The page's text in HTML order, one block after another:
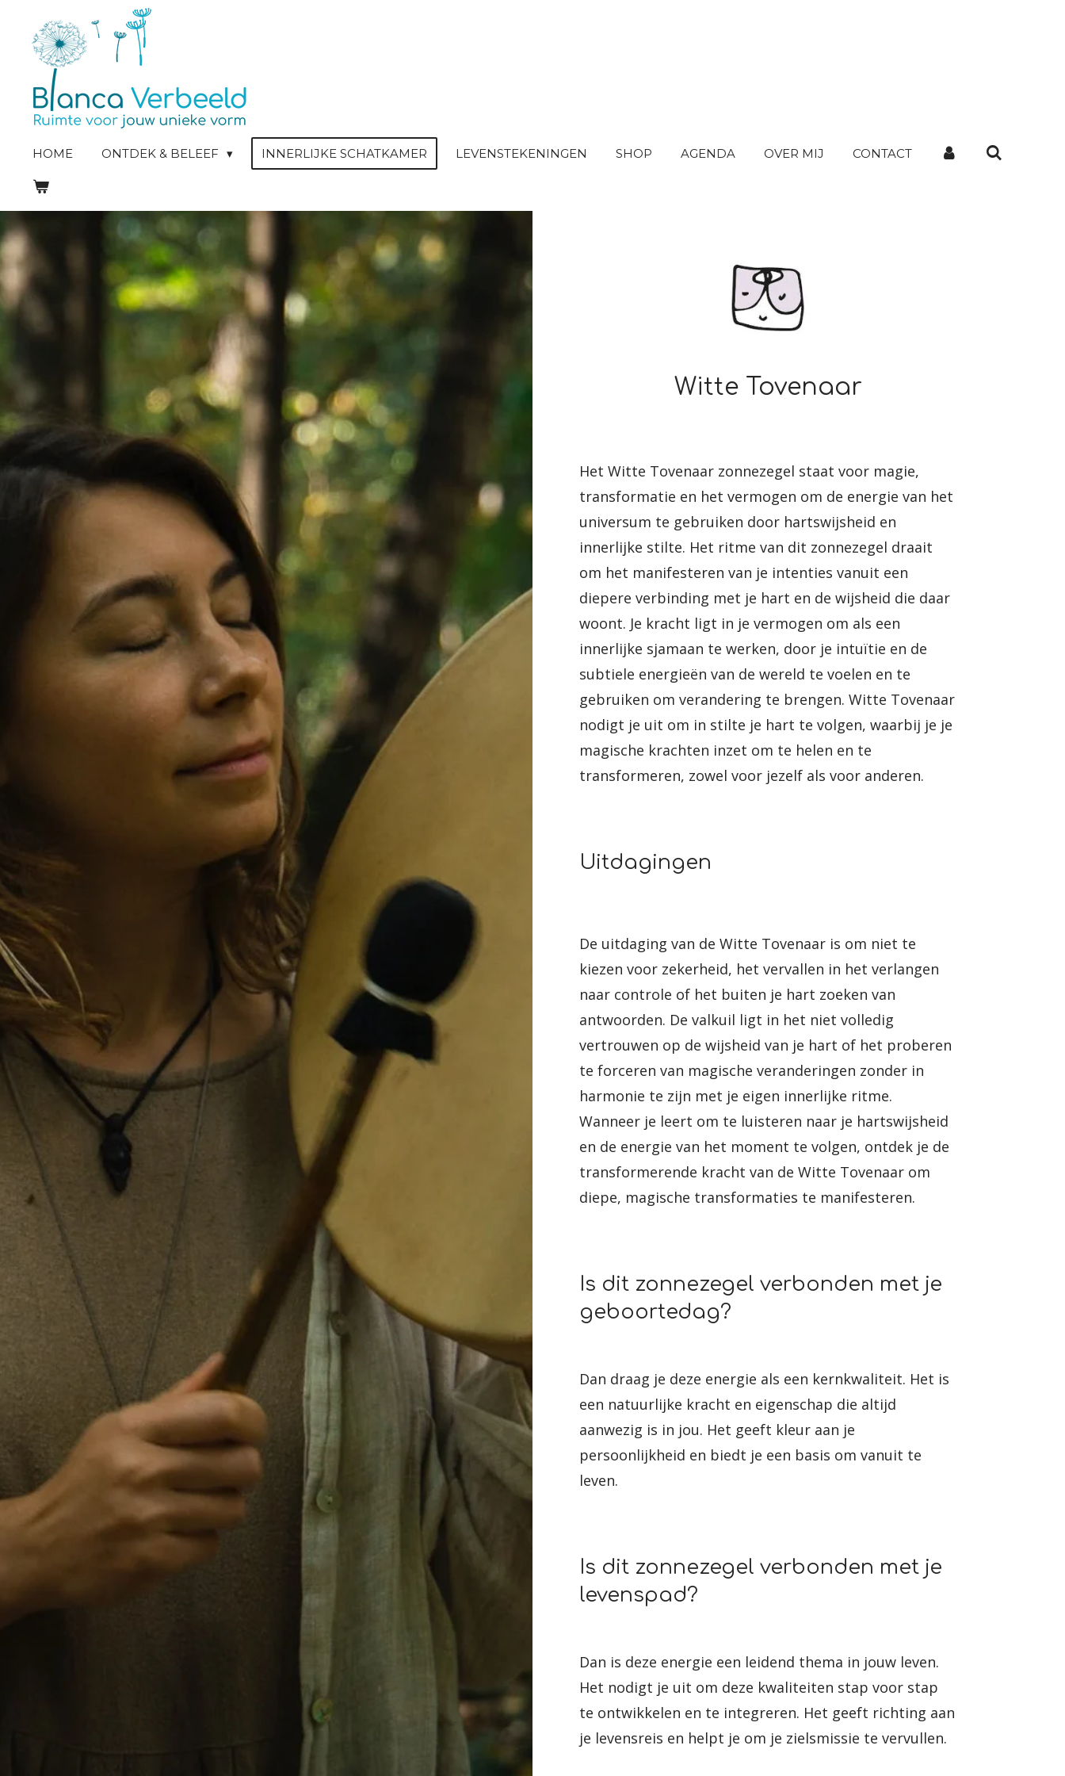
direct
hoofdinhoud
HOME ONTDEK & BELEEF INNERLIJKE SCHATKAMER LEVENSTEKENINGEN SHOP AGENDA OVER MIJ CONTACT
Witte Tovenaar
Het Witte Tovenaar zonnezegel staat voor magie,
transformatie en het vermogen om de energie van het
universum te gebruiken door hartswijsheid en
innerlijke stilte. Het ritme van dit zonnezegel draait
om het manifesteren van je intenties vanuit een
diepere verbinding met je hart en de wijsheid die daar
woont. Je kracht ligt in je vermogen om als een
innerlijke sjamaan te werken, door je intuïtie en de
subtiele energieën van de wereld te voelen en te
gebruiken om verandering te brengen. Witte Tovenaar
nodigt je uit om in stilte je hart te volgen, waarbij je je
magische krachten inzet om te helen en te
transformeren, zowel voor jezelf als voor anderen.
Uitdagingen
De uitdaging van de Witte Tovenaar is om niet te
kiezen voor zekerheid, het vervallen in het verlangen
naar controle of het buiten je hart zoeken van
antwoorden. De valkuil ligt in het niet volledig
vertrouwen op de wijsheid van je hart of het proberen
te forceren van magische veranderingen zonder in
harmonie te zijn met je eigen innerlijke ritme.
Wanneer je leert om te luisteren naar je hartswijsheid
en de energie van het moment te volgen, ontdek je de
transformerende kracht van de Witte Tovenaar om
diepe, magische transformaties te manifesteren.
Is dit zonnezegel verbonden met je
geboortedag?
Dan draag je deze energie als een kernkwaliteit. Het is
een natuurlijke kracht en eigenschap die altijd
aanwezig is in jou. Het geeft kleur aan je
persoonlijkheid en biedt je een basis om vanuit te
leven.
Is dit zonnezegel verbonden met je
levenspad?
Dan is deze energie een leidend thema in jouw leven.
Het nodigt je uit om deze kwaliteiten stap voor stap
te ontwikkelen en te integreren. Het geeft richting aan
je levensreis en helpt je om je zielsmissie te vervullen.